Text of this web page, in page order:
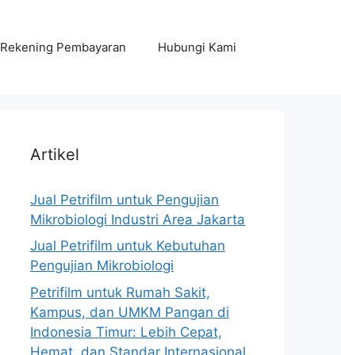
Rekening Pembayaran Hubungi Kami
Artikel
Jual Petrifilm untuk Pengujian
Mikrobiologi Industri Area Jakarta
Jual Petrifilm untuk Kebutuhan
Pengujian Mikrobiologi
Petrifilm untuk Rumah Sakit,
Kampus, dan UMKM Pangan di
Indonesia Timur: Lebih Cepat,
Hemat, dan Standar Internasional